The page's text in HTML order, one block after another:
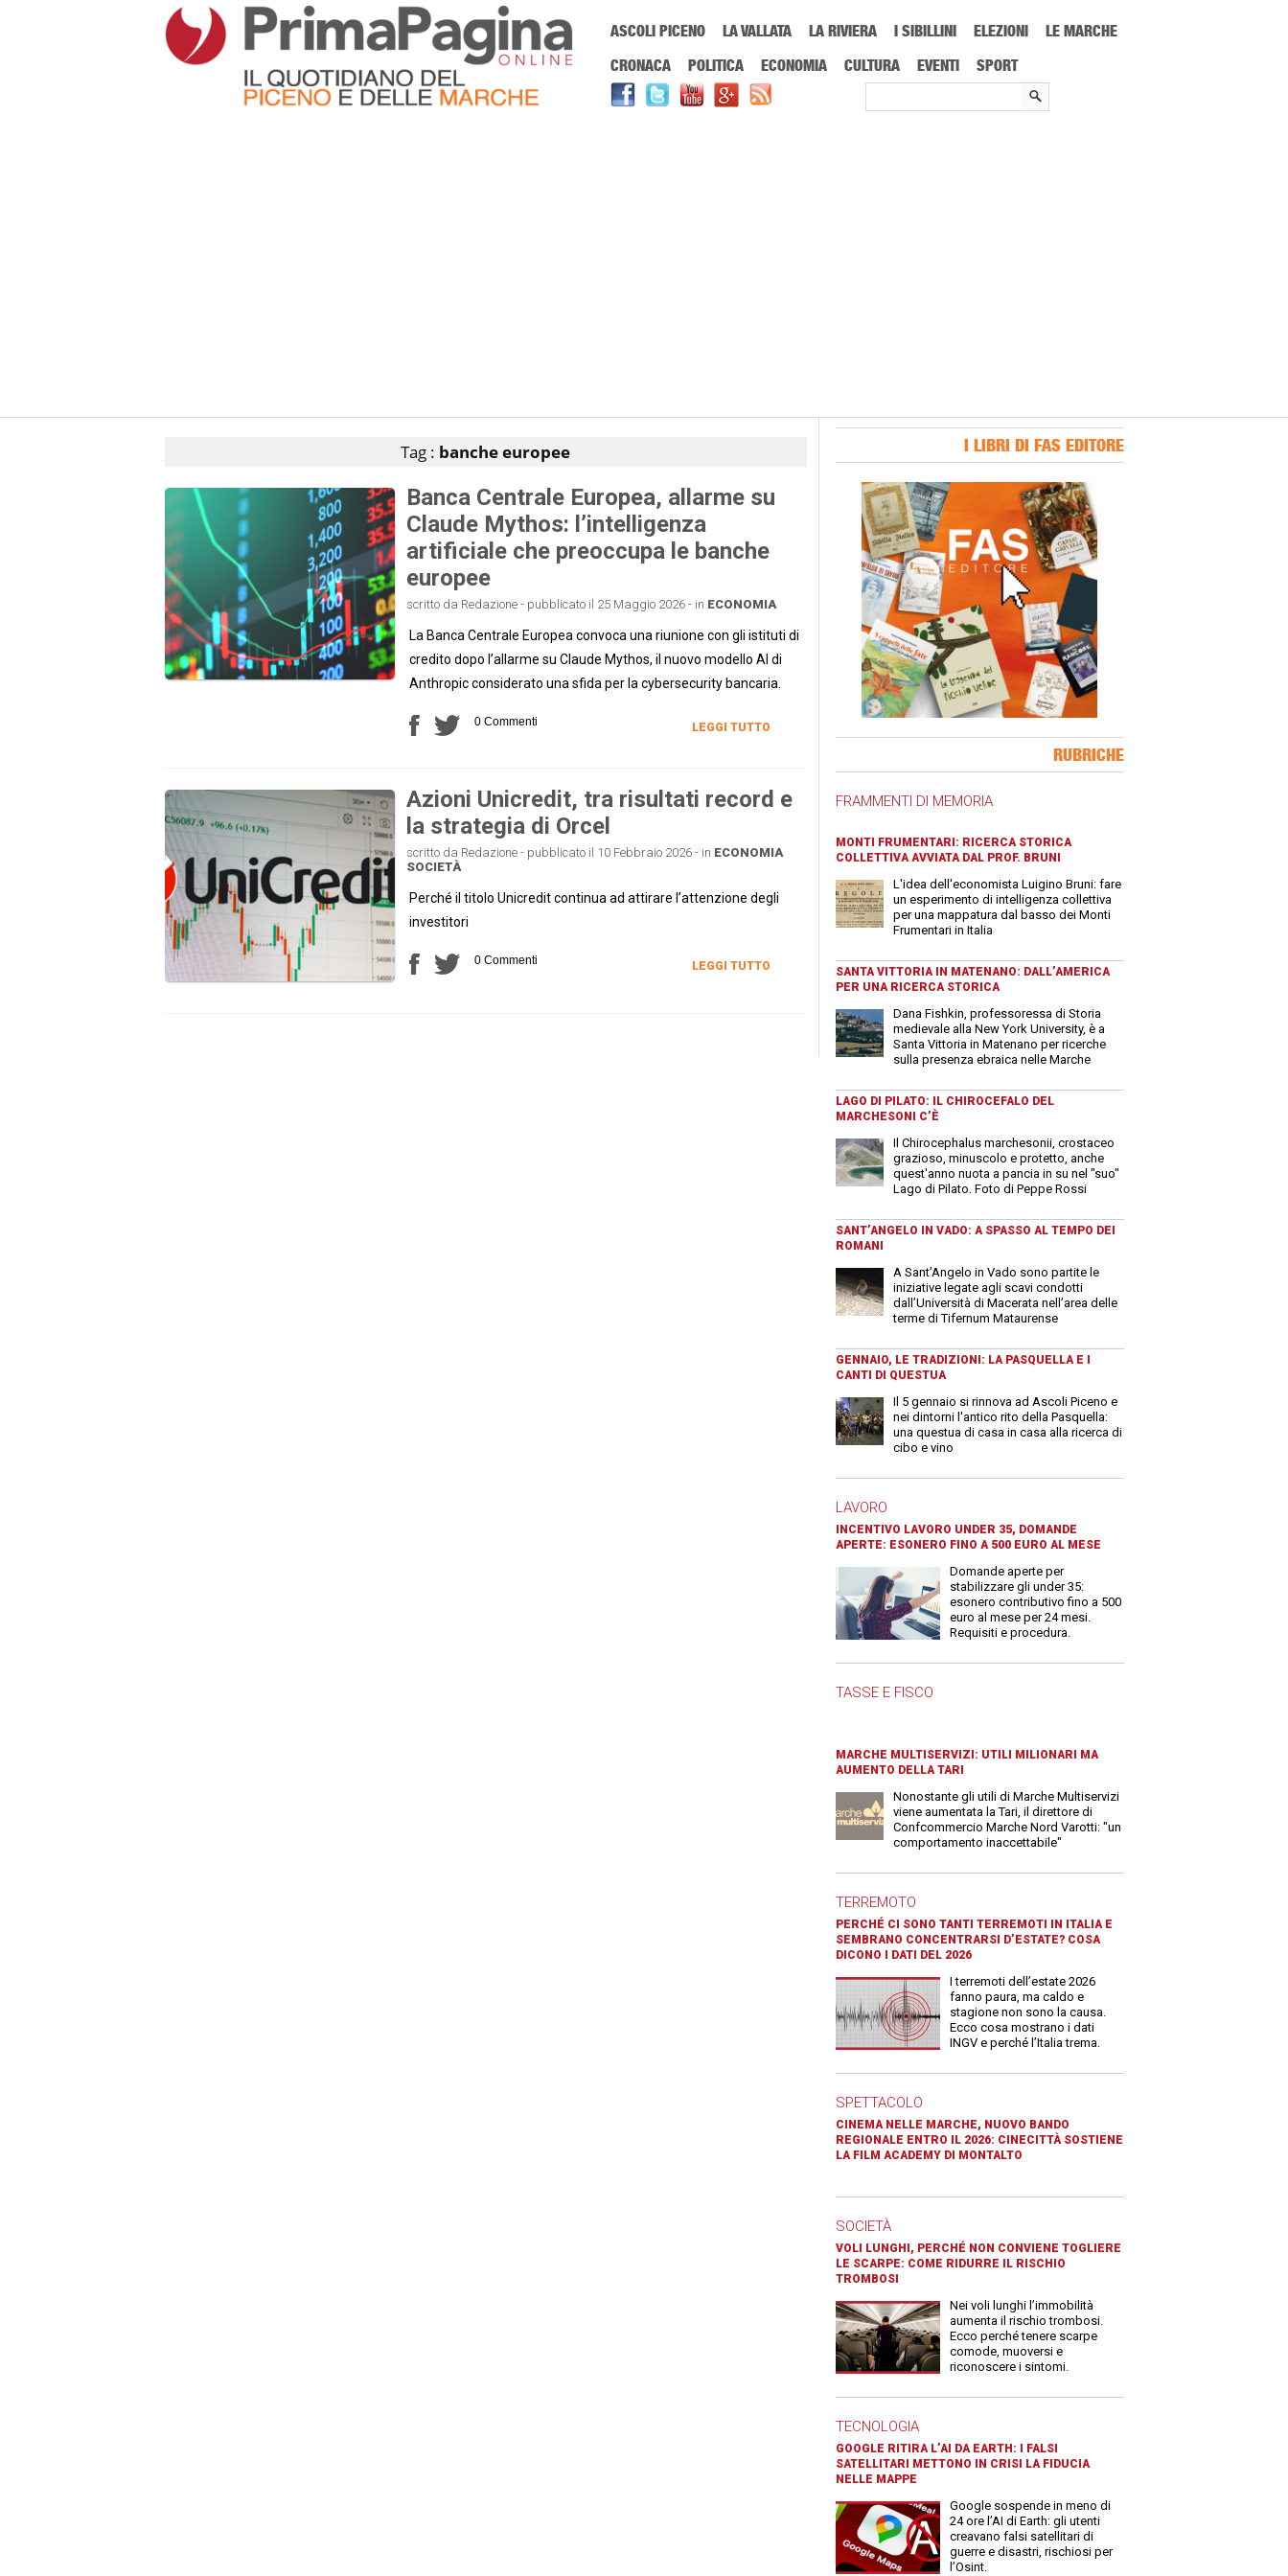
ASCOLI PICENO LA VALLATA LA RIVIERA I SIBILLINI ELEZIONI
LE MARCHE
CRONACA
POLITICA ECONOMIA CULTURA EVENTI SPORT
Tag : banche europee
Banca Centrale Europea, allarme su
Claude Mythos: l’intelligenza
artificiale che preoccupa le banche
europee
scritto da Redazione - pubblicato il 25 Maggio 2026 - in ECONOMIA
La Banca Centrale Europea convoca una riunione con gli istituti di
credito dopo l’allarme su Claude Mythos, il nuovo modello AI di
Anthropic considerato una sfida per la cybersecurity bancaria.
0 Commenti LEGGI TUTTO
Azioni Unicredit, tra risultati record e
la strategia di Orcel
scritto da Redazione - pubblicato il 10 Febbraio 2026 - in ECONOMIA
SOCIETÀ
Perché il titolo Unicredit continua ad attirare l’attenzione degli
investitori
0 Commenti LEGGI TUTTO
I LIBRI DI FAS EDITORE
RUBRICHE
FRAMMENTI DI MEMORIA
MONTI FRUMENTARI: RICERCA STORICA
COLLETTIVA AVVIATA DAL PROF. BRUNI
L'idea dell'economista Luigino Bruni: fare
un esperimento di intelligenza collettiva
per una mappatura dal basso dei Monti
Frumentari in Italia
SANTA VITTORIA IN MATENANO: DALL’AMERICA
PER UNA RICERCA STORICA
Dana Fishkin, professoressa di Storia
medievale alla New York University, è a
Santa Vittoria in Matenano per ricerche
sulla presenza ebraica nelle Marche
LAGO DI PILATO: IL CHIROCEFALO DEL
MARCHESONI C’È
Il Chirocephalus marchesonii, crostaceo
grazioso, minuscolo e protetto, anche
quest'anno nuota a pancia in su nel "suo"
Lago di Pilato. Foto di Peppe Rossi
SANT’ANGELO IN VADO: A SPASSO AL TEMPO DEI
ROMANI
A Sant’Angelo in Vado sono partite le
iniziative legate agli scavi condotti
dall’Università di Macerata nell’area delle
terme di Tifernum Mataurense
GENNAIO, LE TRADIZIONI: LA PASQUELLA E I
CANTI DI QUESTUA
Il 5 gennaio si rinnova ad Ascoli Piceno e
nei dintorni l'antico rito della Pasquella:
una questua di casa in casa alla ricerca di
cibo e vino
LAVORO
INCENTIVO LAVORO UNDER 35, DOMANDE
APERTE: ESONERO FINO A 500 EURO AL MESE
Domande aperte per
stabilizzare gli under 35:
esonero contributivo fino a 500
euro al mese per 24 mesi.
Requisiti e procedura.
TASSE E FISCO
MARCHE MULTISERVIZI: UTILI MILIONARI MA
AUMENTO DELLA TARI
Nonostante gli utili di Marche Multiservizi
viene aumentata la Tari, il direttore di
Confcommercio Marche Nord Varotti: "un
comportamento inaccettabile"
TERREMOTO
PERCHÉ CI SONO TANTI TERREMOTI IN ITALIA E
SEMBRANO CONCENTRARSI D’ESTATE? COSA
DICONO I DATI DEL 2026
I terremoti dell’estate 2026
fanno paura, ma caldo e
stagione non sono la causa.
Ecco cosa mostrano i dati
INGV e perché l’Italia trema.
SPETTACOLO
CINEMA NELLE MARCHE, NUOVO BANDO
REGIONALE ENTRO IL 2026: CINECITTÀ SOSTIENE
LA FILM ACADEMY DI MONTALTO
SOCIETÀ
VOLI LUNGHI, PERCHÉ NON CONVIENE TOGLIERE
LE SCARPE: COME RIDURRE IL RISCHIO
TROMBOSI
Nei voli lunghi l’immobilità
aumenta il rischio trombosi.
Ecco perché tenere scarpe
comode, muoversi e
riconoscere i sintomi.
TECNOLOGIA
GOOGLE RITIRA L’AI DA EARTH: I FALSI
SATELLITARI METTONO IN CRISI LA FIDUCIA
NELLE MAPPE
Google sospende in meno di
24 ore l’AI di Earth: gli utenti
creavano falsi satellitari di
guerre e disastri, rischiosi per
l’Osint.